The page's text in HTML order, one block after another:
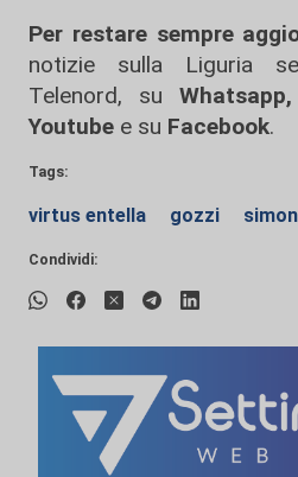
Per restare sempre
notizie sulla Liguria
Telenord, su
Whatsapp,
Youtube e su Facebook.
Tags:
virtus entella gozzi
Condividi: